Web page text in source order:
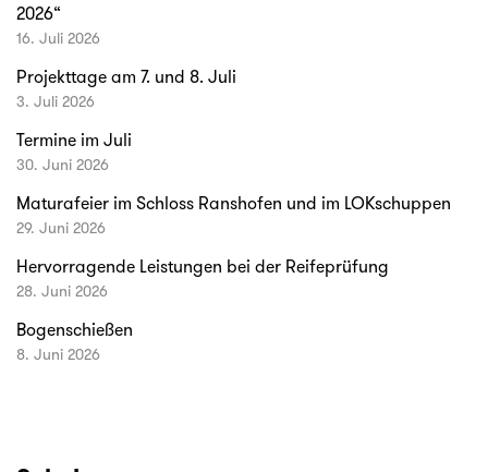
2026“
16. Juli 2026
Projekttage am 7. und 8. Juli
3. Juli 2026
Termine im Juli
30. Juni 2026
Maturafeier im Schloss Ranshofen und im LOKschuppen
29. Juni 2026
Hervorragende Leistungen bei der Reifeprüfung
28. Juni 2026
Bogenschießen
8. Juni 2026